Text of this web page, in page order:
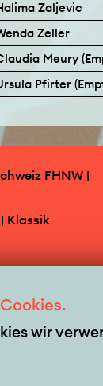
Zaljevic
Zeller
Meury
Pfirter
FHNW |
Klassik
wir